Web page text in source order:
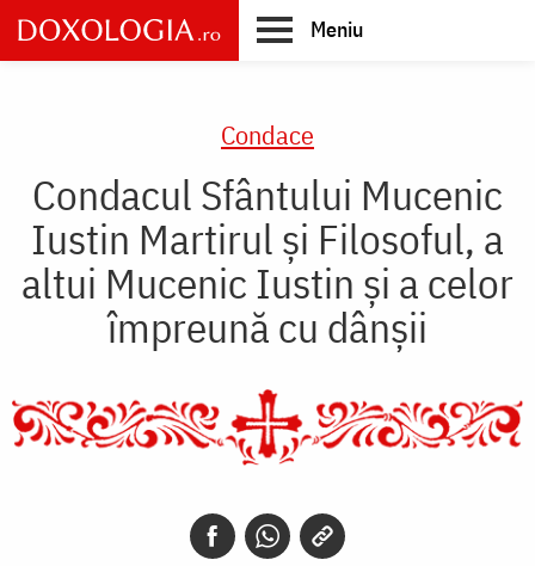
Skip
to
main
Meniu
Condace
Condacul Sfântului Mucenic
Iustin Martirul şi Filosoful, a
altui Mucenic Iustin şi a celor
împreună cu dânşii